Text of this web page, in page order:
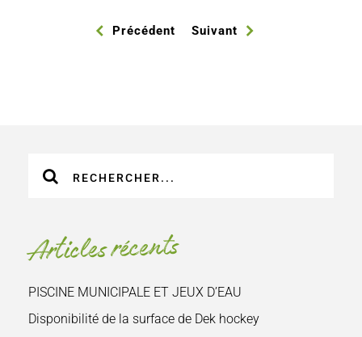
Précédent Suivant
sur
Articles récents
PISCINE MUNICIPALE ET JEUX D’EAU
Disponibilité de la surface de Dek hockey